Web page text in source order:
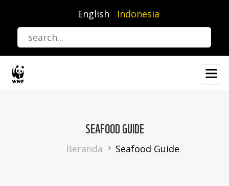
utama
English Indonesia
SEAFOOD GUIDE
Breadcrumb
Beranda Seafood Guide